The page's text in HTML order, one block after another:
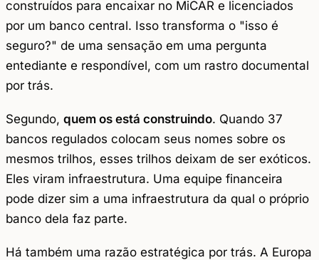
construídos para encaixar no MiCAR e licenciados
por um banco central. Isso transforma o "isso é
seguro?" de uma sensação em uma pergunta
entediante e respondível, com um rastro documental
por trás.
Segundo, quem os está construindo. Quando 37
bancos regulados colocam seus nomes sobre os
mesmos trilhos, esses trilhos deixam de ser exóticos.
Eles viram infraestrutura. Uma equipe financeira
pode dizer sim a uma infraestrutura da qual o próprio
banco dela faz parte.
Há também uma razão estratégica por trás. A Europa